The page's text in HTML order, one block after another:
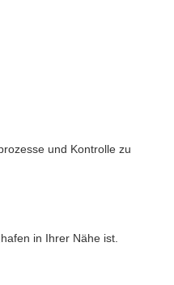
und Kontrolle zu
in Ihrer Nähe ist.